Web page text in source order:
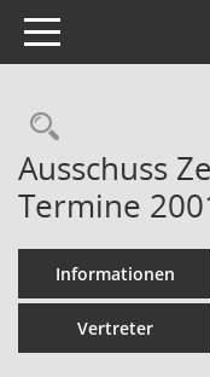
Toggle navigation
Ausschuss
Termine
Informationen
Vertreter